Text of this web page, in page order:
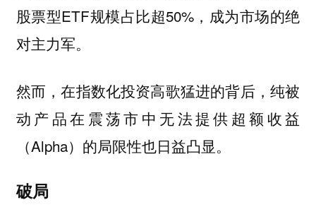
股票型ETF规模占比超50%，成为市场的绝
对主力军。
然而，在指数化投资高歌猛进的背后，纯被
动产品在震荡市中无法提供超额收益
（Alpha）的局限性也日益凸显。
破局